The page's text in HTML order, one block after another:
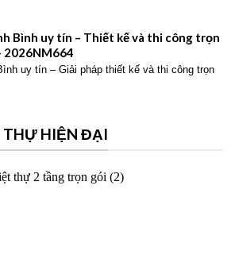
Bình uy tín – Thiết kế và thi công trọn
2026NM664
uy tín – Giải pháp thiết kế và thi công trọn
THỰ HIỆN ĐẠI